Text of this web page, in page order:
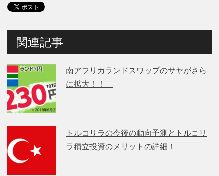
関連記事
南アフリカランドスワップのサヤがさら
に拡大！！！
トルコリラの今後の動向予測とトルコリ
ラ積立投資のメリットの詳細！